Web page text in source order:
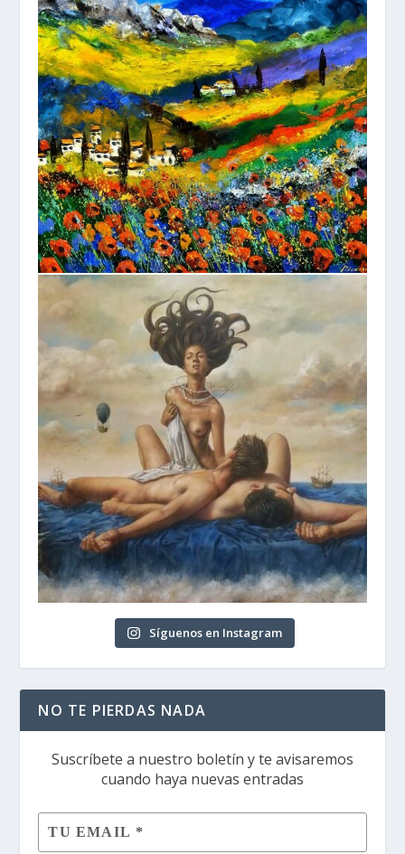
Síguenos en Instagram
NO TE PIERDAS NADA
Suscríbete a nuestro boletín y te avisaremos
cuando haya nuevas entradas